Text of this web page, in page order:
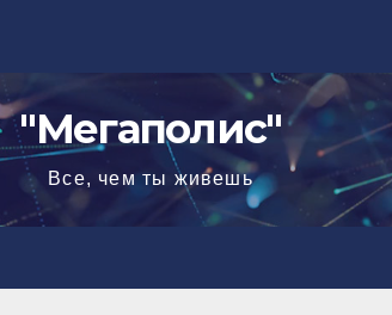
"Мегаполис"
Все, чем ты живешь